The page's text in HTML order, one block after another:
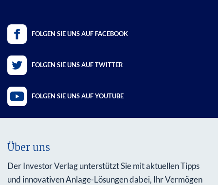
FOLGEN SIE UNS AUF FACEBOOK
FOLGEN SIE UNS AUF TWITTER
FOLGEN SIE UNS AUF YOUTUBE
Über uns
Der Investor Verlag unterstützt Sie mit aktuellen Tipps
und innovativen Anlage-Lösungen dabei, Ihr Vermögen